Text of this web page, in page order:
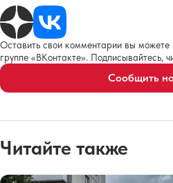
Оставить свои комментарии вы
группе «ВКонтакте». Подписывайтесь,
Сообщить
Читайте также